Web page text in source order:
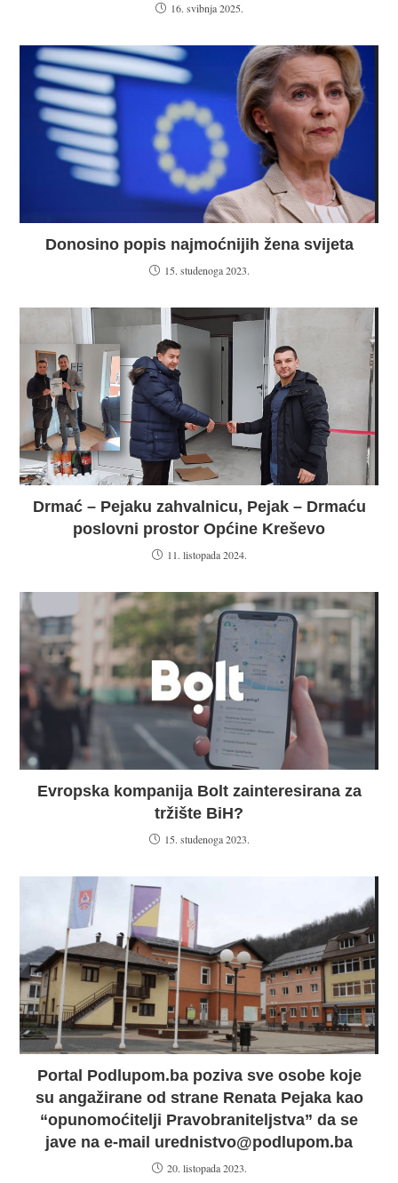
16. svibnja 2025.
Donosino popis najmoćnijih žena svijeta
15. studenoga 2023.
Drmać – Pejaku zahvalnicu, Pejak – Drmaću
poslovni prostor Općine Kreševo
11. listopada 2024.
Evropska kompanija Bolt zainteresirana za
tržište BiH?
15. studenoga 2023.
Portal Podlupom.ba poziva sve osobe koje
su angažirane od strane Renata Pejaka kao
“opunomoćitelji Pravobraniteljstva” da se
jave na e-mail urednistvo@podlupom.ba
20. listopada 2023.